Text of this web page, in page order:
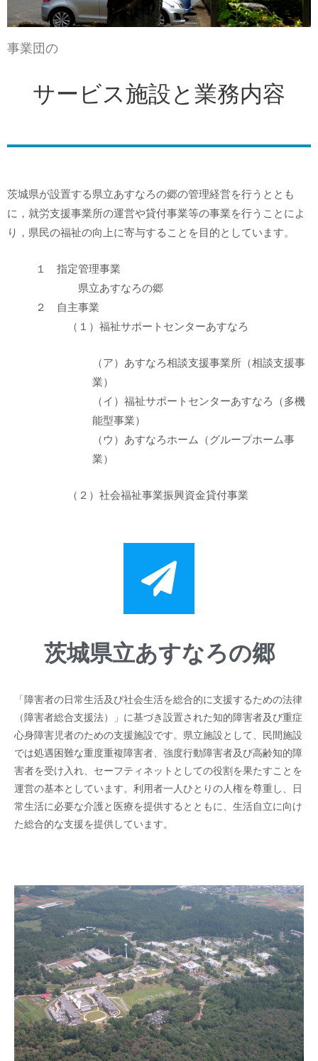
事業団の
サービス施設と業務内容
茨城県が設置する県立あすなろの郷の管理経営を行うととも
に，就労支援事業所の運営や貸付事業等の事業を行うことによ
り，県民の福祉の向上に寄与することを目的としています。
１ 指定管理事業
県立あすなろの郷
２ 自主事業
（１）福祉サポートセンターあすなろ
（ア）あすなろ相談支援事業所（相談支援事
業）
（イ）福祉サポートセンターあすなろ（多機
能型事業）
（ウ）あすなろホーム（グループホーム事
業）
（２）社会福祉事業振興資金貸付事業
茨城県立あすなろの郷
「障害者の日常生活及び社会生活を総合的に支援するための法律
（障害者総合支援法）」に基づき設置された知的障害者及び重症
心身障害児者のための支援施設です。県立施設として、民間施設
では処遇困難な重度重複障害者、強度行動障害者及び高齢知的障
害者を受け入れ、セーフティネットとしての役割を果たすことを
運営の基本としています。利用者一人ひとりの人権を尊重し、日
常生活に必要な介護と医療を提供するとともに、生活自立に向け
た総合的な支援を提供しています。